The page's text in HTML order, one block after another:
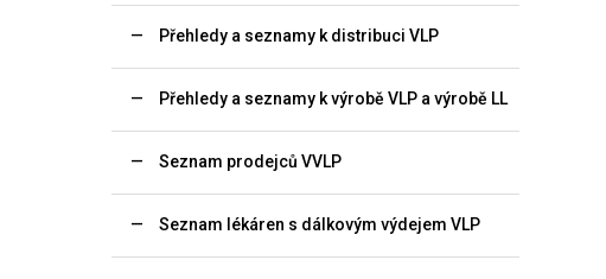
Přehledy a seznamy k distribuci VLP
Přehledy a seznamy k výrobě VLP a výrobě LL
Seznam prodejců VVLP
Seznam lékáren s dálkovým výdejem VLP